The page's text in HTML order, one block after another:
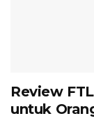
Review
untuk